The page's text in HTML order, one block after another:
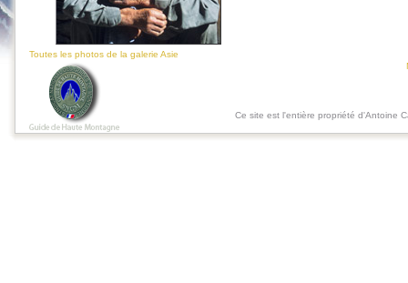
Toutes les photos de la galerie Asie
Ce site est l'entière propriété d'Antoine